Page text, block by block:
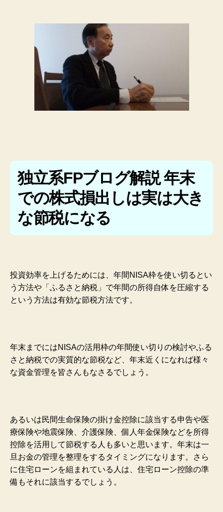
独立系FPブログ解説 年末
での株式損出しは実は大き
な節税になる
投資効率を上げるためには、年間NISA枠を使い切るとい
う方法や「ふるさと納税」で年間の所得自体を圧縮する
という方法は有効な節税方法です。
年末までにはNISAの活用枠の年間使い切りの検討やふる
さと納税での実質的な節税など、 年末近くになれば様々
な資金管理を皆さんもなさるでしょう。
あるいは民間生命保険の掛け金控除に該当する申告や医
療保険や地震保険、介護保険、個人年金保険などを所得
控除を活用して節税する人も多いと思います。年末は一
旦お金の管理を整理をするタイミングになります。さら
に住宅ローンを組まれている人は、住宅ローン控除の準
備もそれに該当するでしょう。